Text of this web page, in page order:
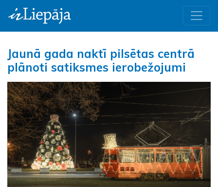
Jaunā gada naktī pilsētas centrā
plānoti satiksmes ierobežojumi